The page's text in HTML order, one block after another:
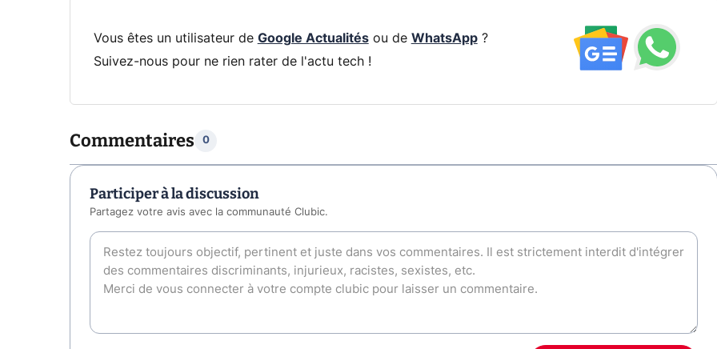
Vous êtes un utilisateur de Google Actualitésou de WhatsApp?
Suivez-nous pour ne rien rater de l'actu tech !
Commentaires 0
Participer à la discussion
Partagez votre avis avec la communauté Clubic.